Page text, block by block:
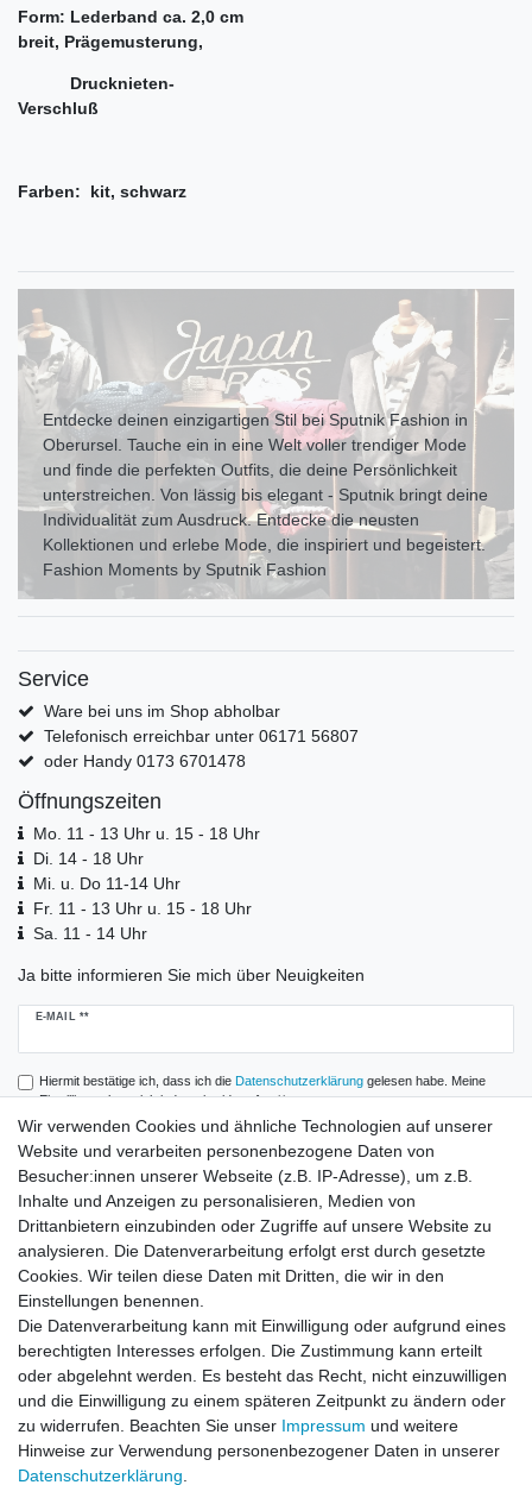
Form: Lederband ca. 2,0 cm
breit, Prägemusterung,
Drucknieten-
Verschluß
Farben: kit, schwarz
Entdecke deinen einzigartigen Stil bei Sputnik Fashion in
Oberursel. Tauche ein in eine Welt voller trendiger Mode
und finde die perfekten Outfits, die deine Persönlichkeit
unterstreichen. Von lässig bis elegant - Sputnik bringt deine
Individualität zum Ausdr uck. Entdecke die neusten
Kollektionen und erlebe Mode, die inspiriert und begeistert.
Fashion Moments by Sputnik Fashion
Service
Ware bei uns im Shop abholbar
Telefonisch erreichbar unter 06171 56807
oder Handy 0173 6701478
Öffnungszeiten
Mo. 11 - 13 Uhr u. 15 - 18 Uhr
Di. 14 - 18 Uhr
Mi. u. Do 11-14 Uhr
Fr. 11 - 13 Uhr u. 15 - 18 Uhr
Sa. 11 - 14 Uhr
Ja bitte informieren Sie mich über Neuigkeiten
E-MAIL **
Newsletter
Hiermit bestätige ich, dass ich die Daten­schutz­erklärunggelesen habe. Meine
Einwilligung kann ich jederzeit widerrufen.**
Abonnieren
** Hierbei handelt es sich um ein Pflichtfeld.
Zahlung und Versand
Wir verwenden Cookies und ähnliche Technologien auf unserer
Website und verarbeiten personenbezogene Daten von
Besucher:innen unserer Webseite (z.B. IP-Adresse), um z.B.
Inhalte und Anzeigen zu personalisieren, Medien von
Drittanbietern einzubinden oder Zugriffe auf unsere Website zu
analysieren. Die Datenverarbeitung erfolgt erst durch gesetzte
Cookies. Wir teilen diese Daten mit Dritten, die wir in den
Einstellungen benennen.
Die Datenverarbeitung kann mit Einwilligung oder aufgrund eines
berechtigten Interesses erfolgen. Die Zustimmung kann erteilt
oder abgelehnt werden. Es besteht das Recht, nicht einzuwilligen
und die Einwilligung zu einem späteren Zeitpunkt zu ändern oder
zu widerrufen. Beachten Sie unser Impressum und weitere
Hinweise zur Verwendung personenbezogener Daten in unserer
Daten­schutz­erklärung